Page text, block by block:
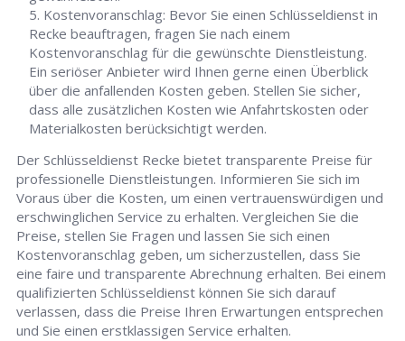
Kostenvoranschlag: Bevor Sie einen Schlüsseldienst in
Recke beauftragen, fragen Sie nach einem
Kostenvoranschlag für die gewünschte Dienstleistung.
Ein seriöser Anbieter wird Ihnen gerne einen Überblick
über die anfallenden Kosten geben. Stellen Sie sicher,
dass alle zusätzlichen Kosten wie Anfahrtskosten oder
Materialkosten berücksichtigt werden.
Der Schlüsseldienst Recke bietet transparente Preise für
professionelle Dienstleistungen. Informieren Sie sich im
Voraus über die Kosten, um einen vertrauenswürdigen und
erschwinglichen Service zu erhalten. Vergleichen Sie die
Preise, stellen Sie Fragen und lassen Sie sich einen
Kostenvoranschlag geben, um sicherzustellen, dass Sie
eine faire und transparente Abrechnung erhalten. Bei einem
qualifizierten Schlüsseldienst können Sie sich darauf
verlassen, dass die Preise Ihren Erwartungen entsprechen
und Sie einen erstklassigen Service erhalten.